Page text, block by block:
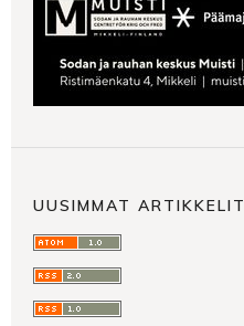
UUSIMMAT ARTIKKELIT